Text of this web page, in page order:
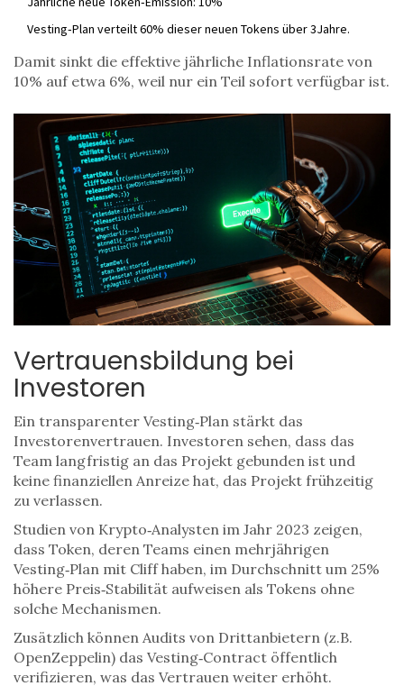
Vesting‑Plan verteilt 60% dieser neuen Tokens über 3Jahre.
Damit sinkt die effektive jährliche Inflationsrate von
10% auf etwa 6%, weil nur ein Teil sofort verfügbar ist.
Vertrauensbildung bei
Investoren
Ein transparenter Vesting‑Plan stärkt das
Investorenvertrauen. Investoren sehen, dass das
Team langfristig an das Projekt gebunden ist und
keine finanziellen Anreize hat, das Projekt frühzeitig
zu verlassen.
Studien von Krypto‑Analysten im Jahr 2023 zeigen,
dass Token, deren Teams einen mehrjährigen
Vesting‑Plan mit Cliff haben, im Durchschnitt um 25%
höhere Preis‑Stabilität aufweisen als Tokens ohne
solche Mechanismen.
Zusätzlich können Audits von Drittanbietern (z.B.
OpenZeppelin) das Vesting‑Contract öffentlich
verifizieren, was das Vertrauen weiter erhöht.